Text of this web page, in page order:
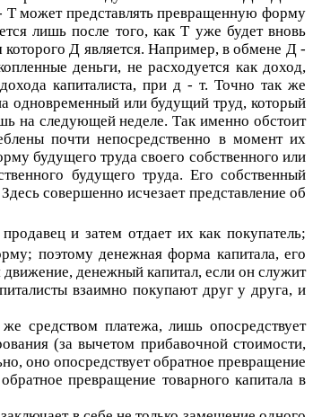
Тможет представлять превращенную форму
лишь после того, какТуже будет вновь
Д является. Например, в обмене Д -
деньги, не расходуется как доход,
капиталиста, прид - т. Точно так же
одновременный или будущий труд, который
на следующей неделе. Так именно обстоит
почти непосредственно в момент их
будущего труда своего собственного или
будущего труда. Его собственный
совершенно исчезает представление об
и затем отдает их как покупатель;
поэтому денежная форма капитала, его
денежный капитал, если он служит
взаимно покупают друг у друга, и
средством платежа, лишь опосредствует
(за вычетом прибавочной стоимости,
оно опосредствует обратное превращение
превращение товарного капитала в